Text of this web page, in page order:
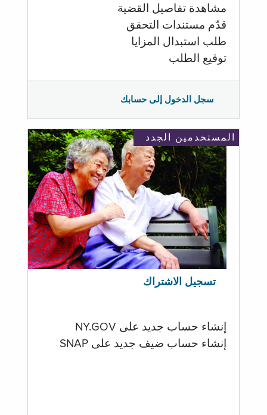
مشاهدة تفاصيل القضية
قدّم مستندات التحقق
طلب استبدال المزايا
توقيع الطلب
سجل الدخول إلى حسابك
المستخدمين الجدد
تسجيل الاشتراك
إنشاء حساب جديد على NY.GOV
إنشاء حساب ضيف جديد على SNAP